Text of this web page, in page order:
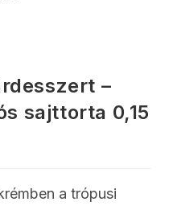
–
sajttorta 0,15
a trópusi